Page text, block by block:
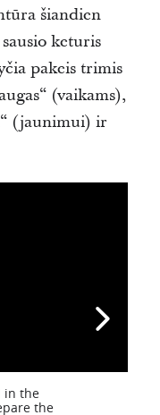
šiandien
keturis
pakeis trimis
(vaikams),
(jaunimui) ir
in the
the